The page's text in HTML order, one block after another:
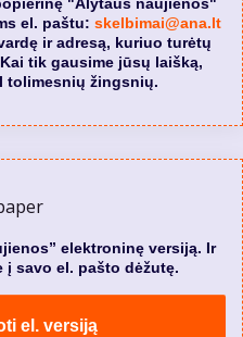
el. paštu: skelbimai@ana.lt
ir adresą, kuriuo turėtų
tik gausime jūsų laišką,
tolimesnių žingsnių.
elektroninę versiją. Ir
savo el. pašto dėžutę.
el. versiją